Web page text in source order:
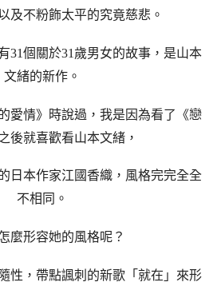
及不粉飾太平的究竟慈悲。
31個關於31歲男女的故事，是山本
文緒的新作。
愛情》時說過，我是因為看了《戀
後就喜歡看山本文緒，
日本作家江國香織，風格完完全全
不相同。
麼形容她的風格呢？
性，帶點諷刺的新歌「就在」來形